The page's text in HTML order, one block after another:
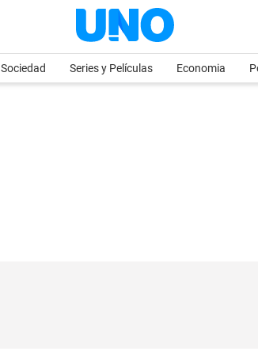
Sociedad Series y Películas Economia